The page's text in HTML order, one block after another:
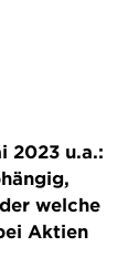
2023 u.a.:
welche
Aktien